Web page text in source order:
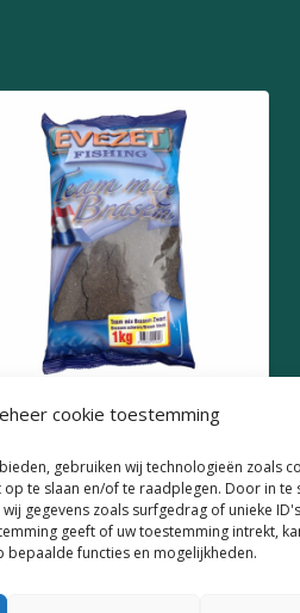
cookie toestemming
gebruiken wij technologieën zoals
te slaan en/of te raadplegen. Door in te
gegevens zoals surfgedrag of unieke
geeft of uw toestemming intrekt,
functies en mogelijkheden.
Zwart 1kg
3,50